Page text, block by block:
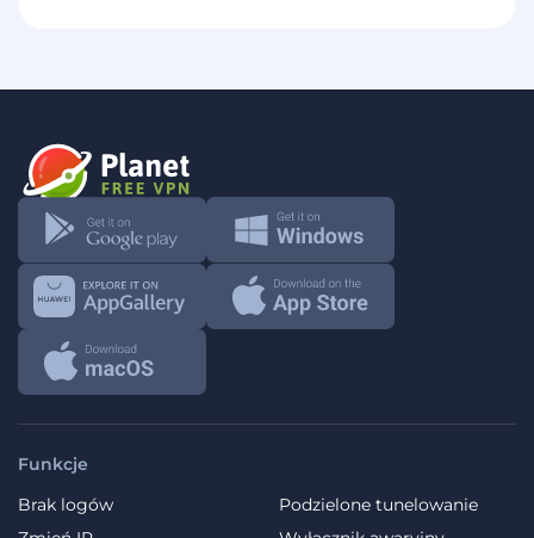
Funkcje
Brak logów
Podzielone tunelowanie